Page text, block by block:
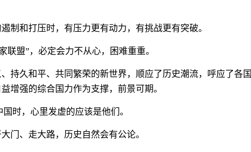
制和打压时，有压力更有动力，有挑战更有突破。
联盟”，必定会力不从心，困难重重。
持久和平、共同繁荣的新世界，顺应了历史潮流，呼应了各国
增强的综合国力作为支撑，前景可期。
时，心里发虚的应该是他们。
门、走大路，历史自然会有公论。